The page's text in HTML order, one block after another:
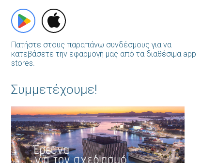
Πατήστε στους παραπάνω συνδέσμους για να
κατεβάσετε την εφαρμογή μας από τα διαθέσιμα app
stores.
Συμμετέχουμε!